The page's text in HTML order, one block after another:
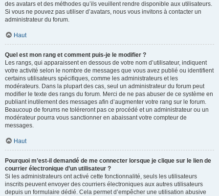
des avatars et des méthodes qu’ils veuillent rendre disponible aux utilisateurs.
Si vous ne pouvez pas utiliser d’avatars, nous vous invitons à contacter un
administrateur du forum.
Haut
Quel est mon rang et comment puis-je le modifier ?
Les rangs, qui apparaissent en dessous de votre nom d’utilisateur, indiquent
votre activité selon le nombre de messages que vous avez publié ou identifient
certains utilisateurs spécifiques, comme les administrateurs et les
modérateurs. Dans la plupart des cas, seul un administrateur du forum peut
modifier le texte des rangs du forum. Merci de ne pas abuser de ce système en
publiant inutilement des messages afin d’augmenter votre rang sur le forum.
Beaucoup de forums ne toléreront pas ce procédé et un administrateur ou un
modérateur pourra vous sanctionner en abaissant votre compteur de
messages.
Haut
Pourquoi m’est-il demandé de me connecter lorsque je clique sur le lien de
courrier électronique d’un utilisateur ?
Si les administrateurs ont activé cette fonctionnalité, seuls les utilisateurs
inscrits peuvent envoyer des courriers électroniques aux autres utilisateurs
depuis un formulaire dédié. Cela permet d’empêcher une utilisation abusive